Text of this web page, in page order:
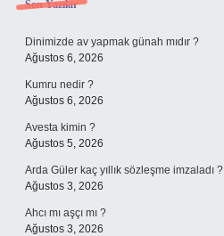
Sidebar
Son Yazılar
Dinimizde av yapmak günah mıdır ?
Ağustos 6, 2026
Kumru nedir ?
Ağustos 6, 2026
Avesta kimin ?
Ağustos 5, 2026
Arda Güler kaç yıllık sözleşme imzaladı ?
Ağustos 3, 2026
Ahcı mı aşçı mı ?
Ağustos 3, 2026